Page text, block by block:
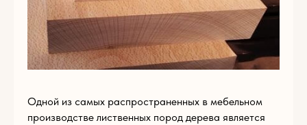
Одной из самых распространенных в мебельном
производстве лиственных пород дерева является